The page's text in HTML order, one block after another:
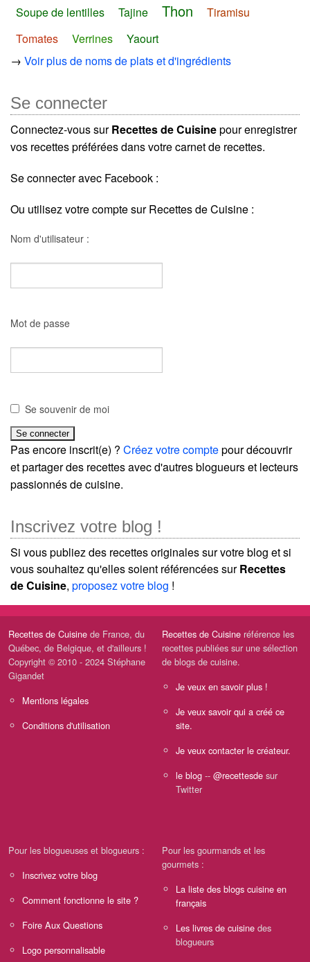
Soupe de lentilles
Tajine Thon
Tiramisu
Tomates
Verrines
Yaourt
→ Voir plus de noms de plats et d'ingrédients
Se connecter
Connectez-vous surRecettes de Cuisinepour enregistrer
vos recettes préférées dans votre carnet de recettes.
Se connecter avec Facebook :
Ou utilisez votre compte sur Recettes de Cuisine :
Nom d'utilisateur :
Mot de passe
Se souvenir de moi
Pas encore inscrit(e) ? Créez votre comptepour découvrir
et partager des recettes avec d'autres blogueurs et lecteurs
passionnés de cuisine.
Inscrivez votre blog !
Si vous publiez des recettes originales sur votre blog et si
vous souhaitez qu'elles soient référencées surRecettes
de Cuisine, proposez votre blog !
Recettes de Cuisine de France, du
Québec, de Belgique, et d'ailleurs !
Copyright © 2010 - 2024 Stéphane
Gigandet
Mentions légales
Conditions d'utilisation
Recettes de Cuisine référence les
recettes publiées sur une sélection
de blogs de cuisine.
Je veux en savoir plus !
Je veux savoir qui a créé ce
site.
Je veux contacter le créateur.
le blog -- @recettesde sur
Twitter
Pour les blogueuses et blogueurs :
Inscrivez votre blog
Comment fonctionne le site ?
Foire Aux Questions
Logo personnalisable
Pour les gourmands et les
gourmets :
La liste des blogs cuisine en
français
Les livres de cuisine des
blogueurs